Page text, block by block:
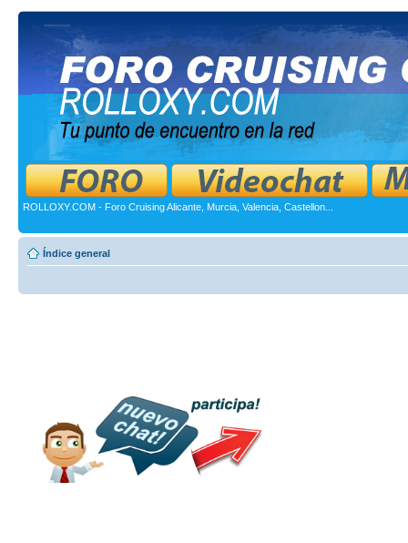
ROLLOXY.COM - Foro Cruising Alicante, Murcia, Valencia, Castellon...
Índice general